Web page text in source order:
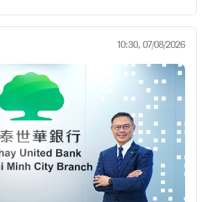
10:30, 07/08/2026